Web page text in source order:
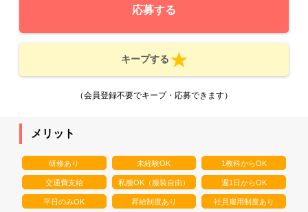
応募する
キープする
（会員登録不要でキープ・応募できます）
メリット
研修あり 未経験OK 1教科からOK
交通費支給 私服OK（服装自由） 週1日からOK
平日のみOK 昇給制度あり 社員雇用制度あり